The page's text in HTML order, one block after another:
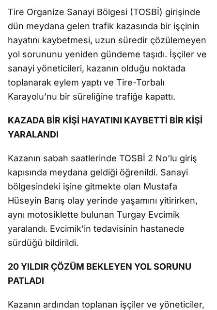
Tire Organize Sanayi Bölgesi (TOSBİ) girişinde
dün meydana gelen trafik kazasında bir işçinin
hayatını kaybetmesi, uzun süredir çözülemeyen
yol sorununu yeniden gündeme taşıdı. İşçiler ve
sanayi yöneticileri, kazanın olduğu noktada
toplanarak eylem yaptı ve Tire-Torbalı
Karayolu’nu bir süreliğine trafiğe kapattı.
KAZADA BİR KİŞİ HAYATINI KAYBETTİ BİR KİŞİ
YARALANDI
Kazanın sabah saatlerinde TOSBİ 2 No’lu giriş
kapısında meydana geldiği öğrenildi. Sanayi
bölgesindeki işine gitmekte olan Mustafa
Hüseyin Barış olay yerinde yaşamını yitirirken,
aynı motosiklette bulunan Turgay Evcimik
yaralandı. Evcimik’in tedavisinin hastanede
sürdüğü bildirildi.
20 YILDIR ÇÖZÜM BEKLEYEN YOL SORUNU
PATLADI
Kazanın ardından toplanan işçiler ve yöneticiler,